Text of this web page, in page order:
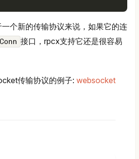
个新的传输协议来说，如果它的连
接口，rpcx支持它还是很容易
传输协议的例子: websocket